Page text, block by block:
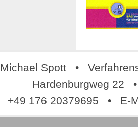
Michael Spott •
Hardenburgweg 22
+49 176 20379695 • E-